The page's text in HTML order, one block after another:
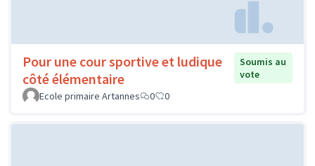
Pour une cour sportive et ludique
côté élémentaire
Soumis au
vote
Ecole primaire Artannes
0 0